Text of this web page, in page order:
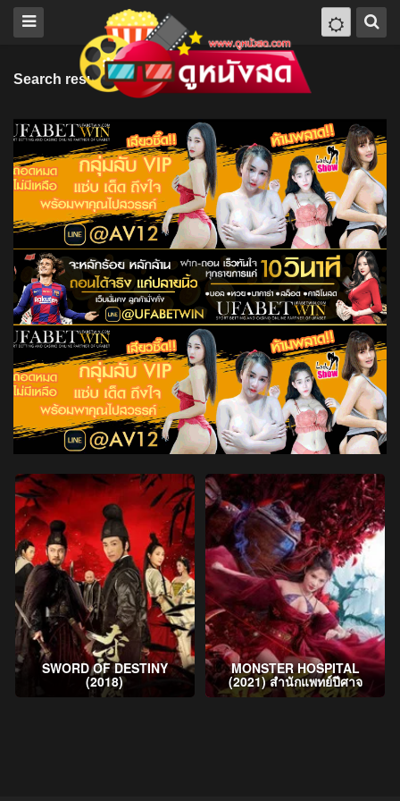
Search results for "Ming Junchen"
SWORD OF DESTINY
(2018)
MONSTER HOSPITAL
(2021) สำนักแพทย์ปีศาจ